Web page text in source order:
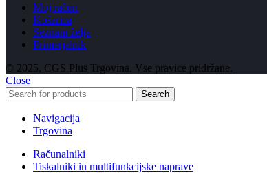
Moj račun
Košarica
Seznam želja
Primerjalnik
© 2025, CGS Plus Trgovina. Vse pravice pridržane.
Close
Search
Navigacija
Trgovina
Računalniki
Tiskalniki in multifunkcijske naprave